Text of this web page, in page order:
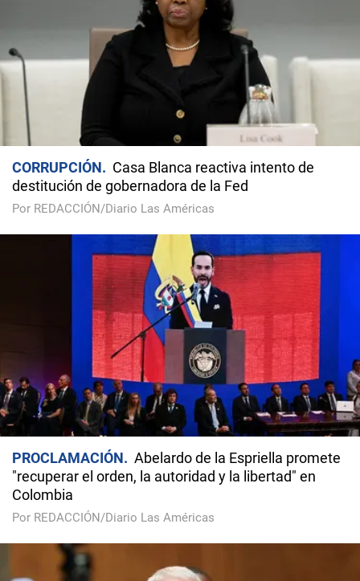
CORRUPCIÓN
Casa Blanca reactiva intento de
destitución de gobernadora de la Fed
Por REDACCIÓN/Diario Las Américas
PROCLAMACIÓN
Abelardo de la Espriella promete
"recuperar el orden, la autoridad y la libertad" en
Colombia
Por REDACCIÓN/Diario Las Américas